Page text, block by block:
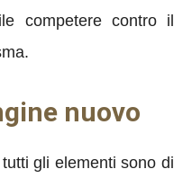
competere contro il
nuovo
gli elementi sono di